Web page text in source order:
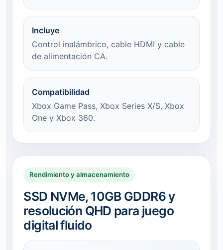
Incluye
Control inalámbrico, cable HDMI y cable
de alimentación CA.
Compatibilidad
Xbox Game Pass, Xbox Series X/S, Xbox
One y Xbox 360.
Rendimiento y almacenamiento
SSD NVMe, 10GB GDDR6 y
resolución QHD para juego
digital fluido